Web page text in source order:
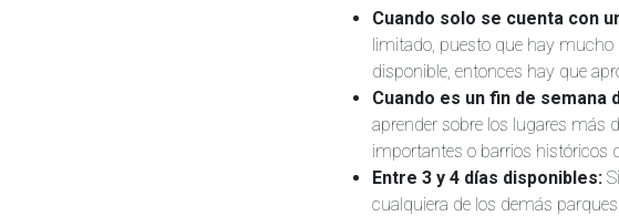
Cuando solo se cuenta con
limitado, puesto que hay mucho
disponible, entonces hay que
Cuando es un fin de semana
aprender sobre los lugares más
importantes o barrios históricos
Entre 3 y 4 días disponibles:
cualquiera de los demás